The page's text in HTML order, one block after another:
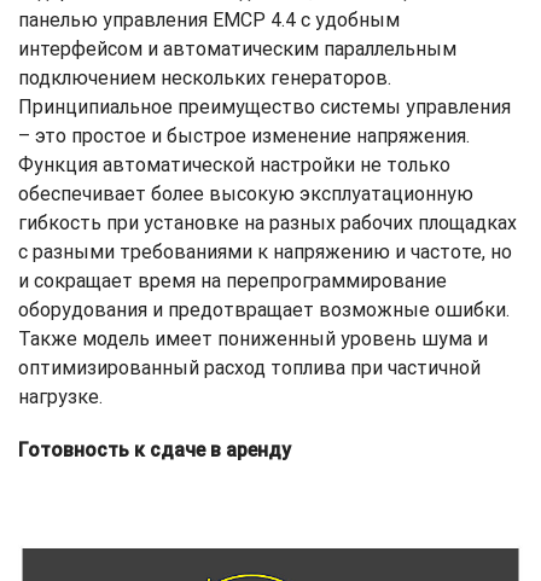
панелью управления EMCP 4.4 с удобным
интерфейсом и автоматическим параллельным
подключением нескольких генераторов.
Принципиальное преимущество системы управления
– это простое и быстрое изменение напряжения.
Функция автоматической настройки не только
обеспечивает более высокую эксплуатационную
гибкость при установке на разных рабочих площадках
с разными требованиями к напряжению и частоте, но
и сокращает время на перепрограммирование
оборудования и предотвращает возможные ошибки.
Также модель имеет пониженный уровень шума и
оптимизированный расход топлива при частичной
нагрузке.
Готовность к сдаче в аренду